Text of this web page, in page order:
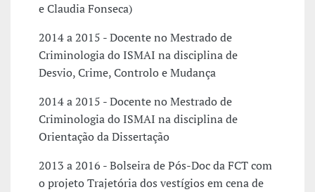
e Claudia Fonseca)
2014 a 2015 - Docente no Mestrado de
Criminologia do ISMAI na disciplina de
Desvio, Crime, Controlo e Mudança
2014 a 2015 - Docente no Mestrado de
Criminologia do ISMAI na disciplina de
Orientação da Dissertação
2013 a 2016 - Bolseira de Pós-Doc da FCT com
o projeto Trajetória dos vestígios em cena de